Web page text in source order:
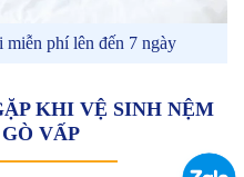
miễn phí lên đến 7 ngày
KHI VỆ SINH NỆM
VẤP